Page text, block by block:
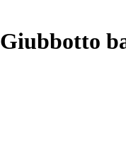
Giubbotto